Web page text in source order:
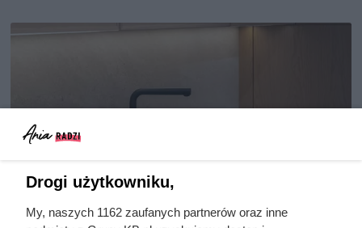
Drogi użytkowniku,
My, naszych 1162 zaufanych partnerów oraz inne